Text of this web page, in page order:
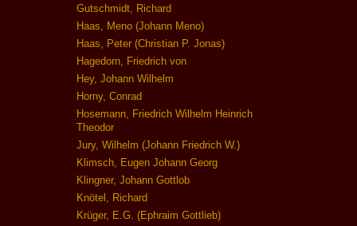
Gutschmidt, Richard
Haas, Meno (Johann Meno)
Haas, Peter (Christian P. Jonas)
Hagedorn, Friedrich von
Hey, Johann Wilhelm
Horny, Conrad
Hosemann, Friedrich Wilhelm Heinrich
Theodor
Jury, Wilhelm (Johann Friedrich W.)
Klimsch, Eugen Johann Georg
Klingner, Johann Gottlob
Knötel, Richard
Krüger, E.G. (Ephraim Gottlieb)